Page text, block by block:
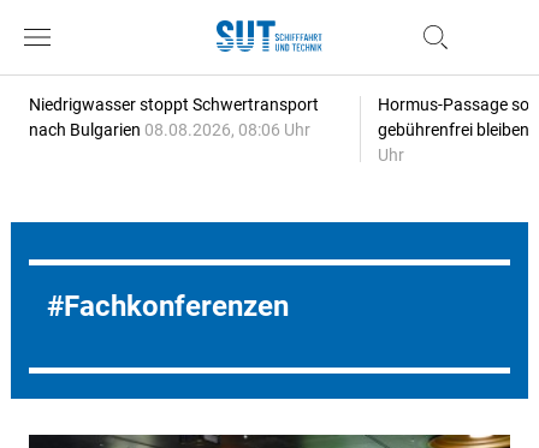
Niedrigwasser stoppt Schwertransport
nach Bulgarien 08.08.2026, 08:06 Uhr
Hormus-Passage
gebührenfrei bleiben
Uhr
Fachkonferenzen